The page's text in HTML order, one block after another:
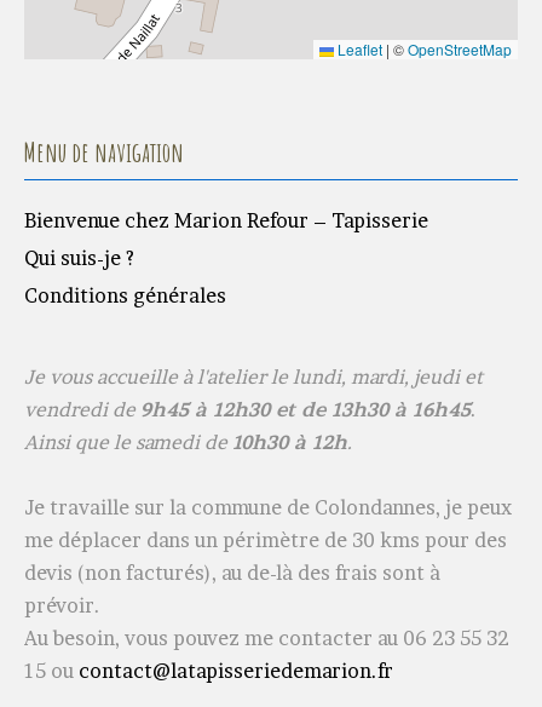
Leaflet | ©OpenStreetMap
Menu de navigation
Bienvenue chez Marion Refour – Tapisserie
Qui suis-je ?
Conditions générales
Je vous accueille à l'atelier le lundi, mardi, jeudi et
vendredi de 9h45 à 12h30 et de 13h30 à 16h45.
Ainsi que le samedi de 10h30 à 12h.
Je travaille sur la commune de Colondannes, je peux
me déplacer dans un périmètre de 30 kms pour des
devis (non facturés), au de-là des frais sont à
prévoir.
Au besoin, vous pouvez me contacter au 06 23 55 32
15 ou contact@latapisseriedemarion.fr